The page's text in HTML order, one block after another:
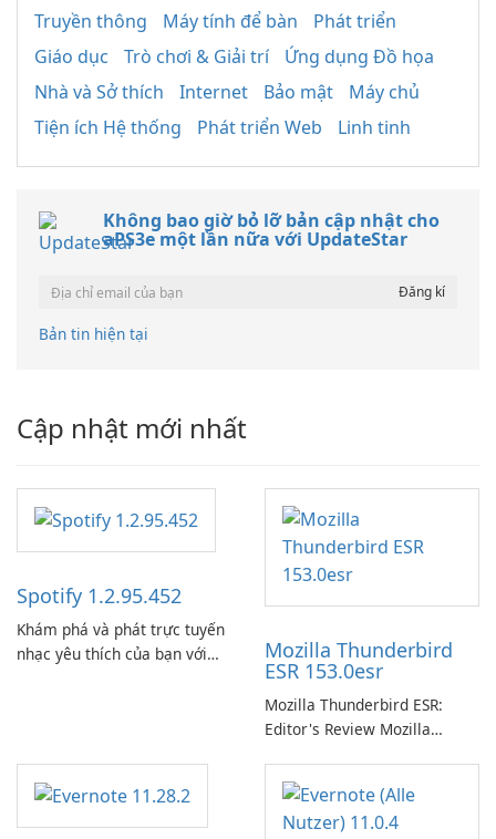
Truyền thông
Máy tính để bàn
Phát triển
Giáo dục
Trò chơi & Giải trí
Ứng dụng Đồ họa
Nhà và Sở thích
Internet Bảo mật
Máy chủ
Tiện ích Hệ thống
Phát triển Web Linh tinh
Không bao giờ bỏ lỡ bản cập nhật cho
aPS3e một lần nữa với UpdateStar
Bản tin hiện tại
Cập nhật mới nhất
Spotify 1.2.95.452
Khám phá và phát trực tuyến
nhạc yêu thích của bạn với
Mozilla Thunderbird
ESR 153.0esr
Mozilla Thunderbird ESR:
Editor's Review Mozilla
Support Release) is the long-
term support channel of the
Thunderbird desktop email